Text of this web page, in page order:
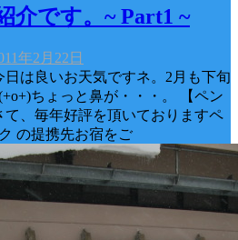
介です。~ Part1 ~
年2月22日
は良いお天気ですネ。2月も下旬
ちょっと鼻が・・・。 【ペン
、毎年好評を頂いておりますペ
の提携先お宿をご